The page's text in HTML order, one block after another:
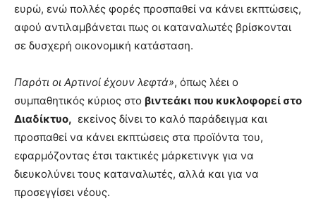
ευρώ, ενώ πολλές φορές προσπαθεί να κάνει εκπτώσεις,
αφού αντιλαμβάνεται πως οι καταναλωτές βρίσκονται
σε δυσχερή οικονομική κατάσταση.
Παρότι οι Αρτινοί έχουν λεφτά», όπως λέει ο
συμπαθητικός κύριος στο βιντεάκι που κυκλοφορεί στο
Διαδίκτυο, εκείνος δίνει το καλό παράδειγμα και
προσπαθεί να κάνει εκπτώσεις στα προϊόντα του,
εφαρμόζοντας έτσι τακτικές μάρκετινγκ για να
διευκολύνει τους καταναλωτές, αλλά και για να
προσεγγίσει νέους.